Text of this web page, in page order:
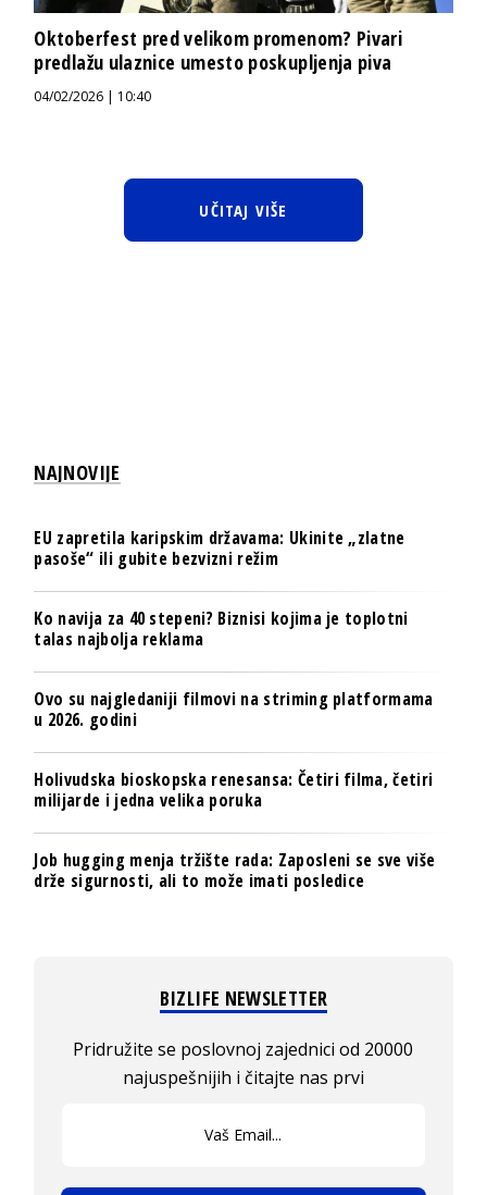
Oktoberfest pred velikom promenom? Pivari
predlažu ulaznice umesto poskupljenja piva
04/02/2026 | 10:40
UČITAJ VIŠE
NAJNOVIJE
EU zapretila karipskim državama: Ukinite „zlatne
pasoše“ ili gubite bezvizni režim
Ko navija za 40 stepeni? Biznisi kojima je toplotni
talas najbolja reklama
Ovo su najgledaniji filmovi na striming platformama
u 2026. godini
Holivudska bioskopska renesansa: Četiri filma, četiri
milijarde i jedna velika poruka
Job hugging menja tržište rada: Zaposleni se sve više
drže sigurnosti, ali to može imati posledice
BIZLIFE NEWSLETTER
Pridružite se poslovnoj zajednici od 20000
najuspešnijih i čitajte nas prvi